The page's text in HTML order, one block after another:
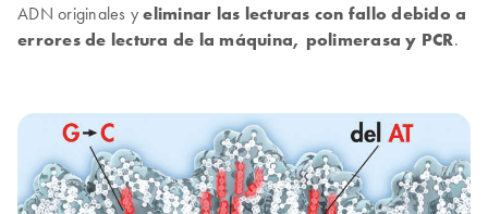
ADN originales yeliminar las lecturas con fallo debido a
errores de lectura de la máquina, polimerasa y PCR.